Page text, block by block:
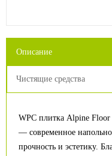
Описание
Чистящие средства
WPC плитка Alpine
— современное
прочность и эстетику.